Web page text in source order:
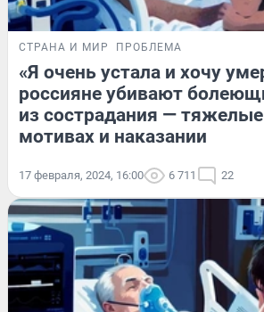
СТРАНА И МИР ПРОБЛЕМА
«Я очень устала и хочу
россияне убивают
из сострадания —
мотивах и наказании
17 февраля, 2024, 16:00 6 711 22